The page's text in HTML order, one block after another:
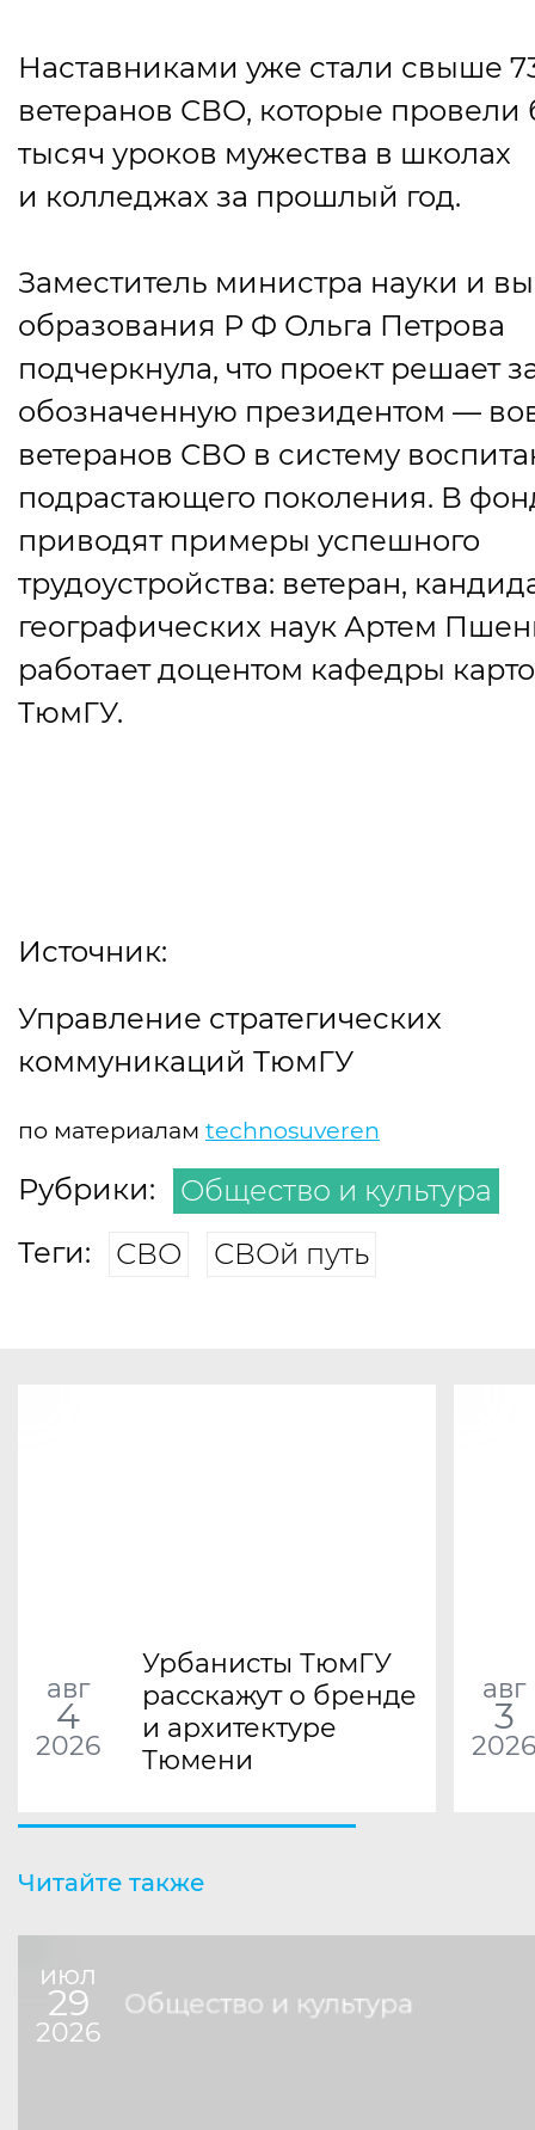
Наставниками уже стали свыше
ветеранов СВО, которые провели
тысяч уроков мужества в школах
и колледжах за прошлый год.
Заместитель министра науки и
образования Р Ф Ольга Петрова
подчеркнула, что проект решает
обозначенную президентом —
ветеранов СВО в систему
подрастающего поколения. В
приводят примеры успешного
трудоустройства: ветеран,
географических наук Артем
работает доцентом кафедры
ТюмГУ.
Источник:
Управление стратегических
коммуникаций ТюмГУ
по материалам technosuveren
Рубрики:
Общество и культура
Теги:
СВО СВОй путь
авг
4
2026
Урбанисты ТюмГУ
расскажут о бренде
и архитектуре
Тюмени
авг
3
2026
Читайте также
июл
29
2026
Общество и культура